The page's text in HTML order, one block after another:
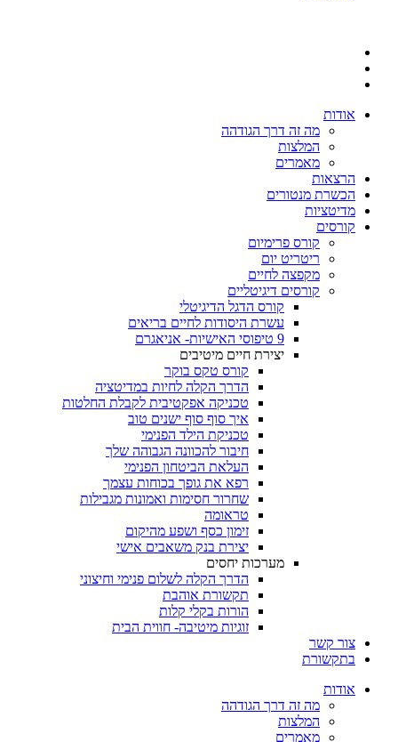
אודות
מה זה דרך הגודהה
המלצות
מאמרים
הרצאות
הכשרת מנטורים
מדיטציות
קורסים
קורס פרימיום
ריטריט יום
מקפצה לחיים
קורסים דיגיטליים
קורס הדגל הדיגיטלי
עשרת היסודות לחיים בריאים
9 טיפוסי האישיות- אניאגרם
יצירת חיים מיטיבים
קורס טקס בוקר
הדרך הקלה לחיות במדיטציה
טכניקה אפקטיבית לקבלת החלטות
איך סוף סוף ישנים טוב
טכניקת הילד הפנימי
חיבור להכוונה הגבוהה שלך
העלאת הביטחון הפנימי
רפא את גופך בכוחות עצמך
שחרור חסימות ואמונות מגבילות
טראומה
זימון כסף ושפע מהיקום
יצירת בנק משאבים אישי
מערכות יחסים
הדרך הקלה לשלום פנימי וחיצוני
תקשורת אוהבת
הורות בקלי קלות
זוגיות מיטיבה- חווית הבית
צור קשר
בתקשורת
אודות
מה זה דרך הגודהה
המלצות
מאמרים